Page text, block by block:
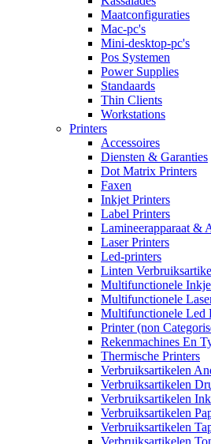
Maatconfiguraties
Mac-pc's
Mini-desktop-pc's
Pos Systemen
Power Supplies
Standaards
Thin Clients
Workstations
Printers
Accessoires
Diensten & Garanties
Dot Matrix Printers
Faxen
Inkjet Printers
Label Printers
Lamineerapparaat &
Laser Printers
Led-printers
Linten
Multifunctionele
Multifunctionele
Multifunctionele Led
Printer (non
Rekenmachines En
Thermische Printers
Verbruiksartikelen
Verbruiksartikelen
Verbruiksartikelen
Verbruiksartikelen
Verbruiksartikelen
Verbruiksartikelen